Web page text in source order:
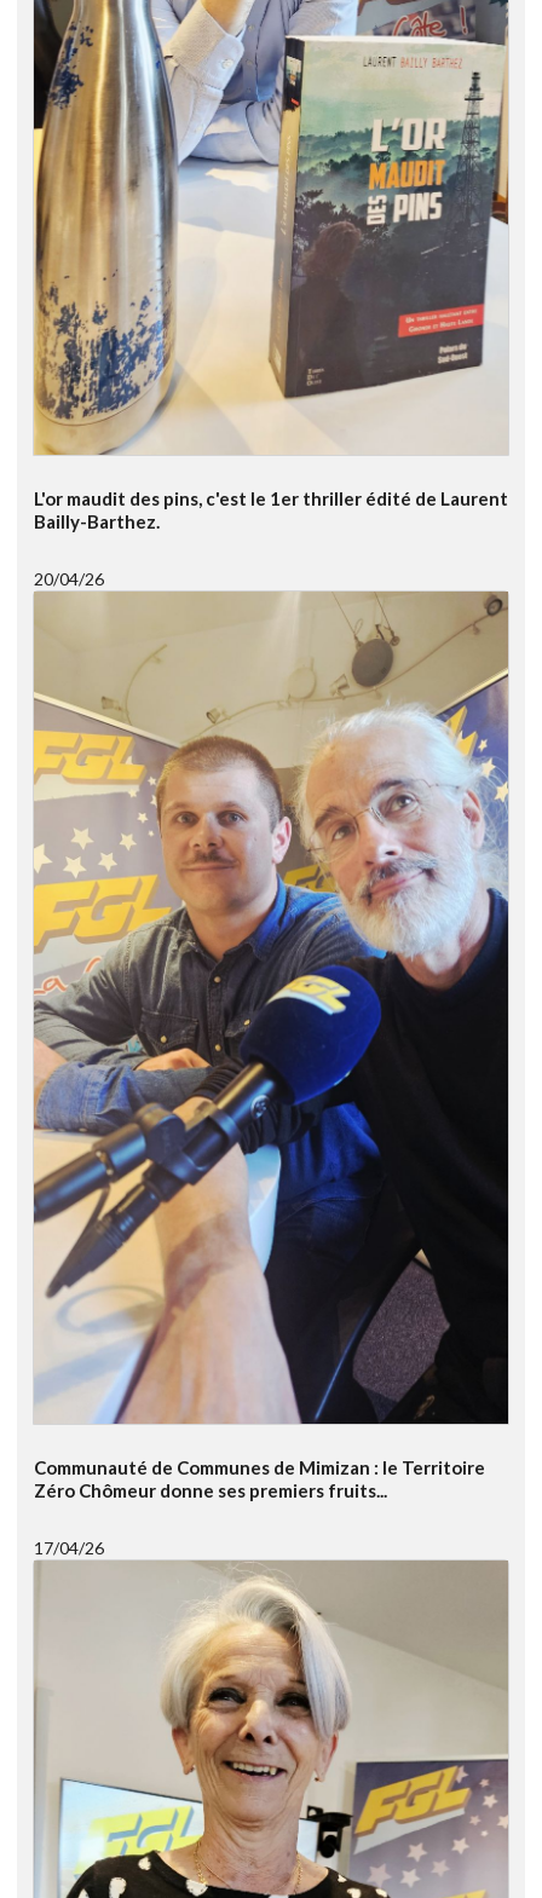
L'or maudit des pins, c'est le 1er thriller édité de Laurent
Bailly-Barthez.
20/04/26
Communauté de Communes de Mimizan : le Territoire
Zéro Chômeur donne ses premiers fruits...
17/04/26